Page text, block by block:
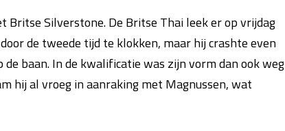
Silverstone. De Britse Thai leek er op vrijdag
de tweede tijd te klokken, maar hij crashte even
baan. In de kwalificatie was zijn vorm dan ook weg
hij al vroeg in aanraking met Magnussen, wat